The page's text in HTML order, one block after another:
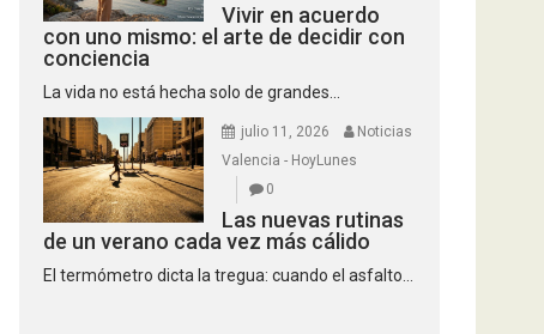
Vivir en acuerdo
con uno mismo: el arte de decidir con
conciencia
La vida no está hecha solo de grandes...
julio 11, 2026
Noticias
Valencia - HoyLunes
0
Las nuevas rutinas
de un verano cada vez más cálido
El termómetro dicta la tregua: cuando el asfalto...